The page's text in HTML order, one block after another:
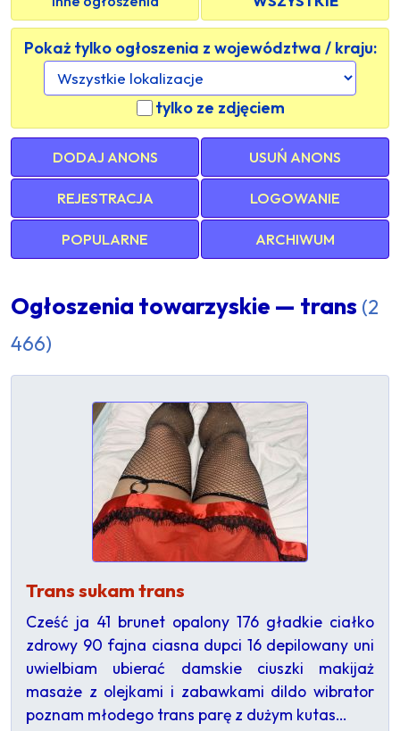
Pokaż tylko ogłoszenia z województwa / kraju:
tylko ze zdjęciem
DODAJ ANONS USUŃ ANONS
REJESTRACJA LOGOWANIE
POPULARNE ARCHIWUM
Ogłoszenia towarzyskie — trans (2
466)
Trans sukam trans
Cześć ja 41 brunet opalony 176 gładkie ciałko
zdrowy 90 fajna ciasna dupci 16 depilowany uni
uwielbiam ubierać damskie ciuszki makijaż
masaże z olejkami i zabawkami dildo wibrator
poznam młodego trans parę z dużym kutas…